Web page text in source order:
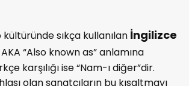
kültüründe sıkça kullanılan
İngilizce
“Also known as” anlamına